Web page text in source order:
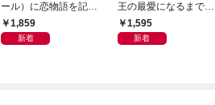
ール）に恋物語を記す
には【イラスト付き】
【単行本書き下ろしSS
1,859
新着
王の最愛になるまで
【イラスト付き】【単
行本書き下ろしSS付
1,595
新着